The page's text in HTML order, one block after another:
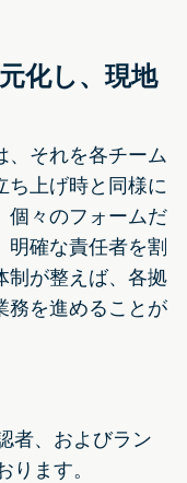
化し、現地
、それを各チーム
ち上げ時と同様に
個々のフォームだ
明確な責任者を割
制が整えば、各拠
務を進めることが
者、およびラン
ります。